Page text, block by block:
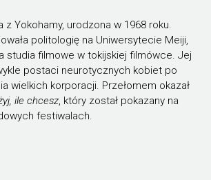
z Yokohamy, urodzona w 1968 roku.
politologię na Uniwersytecie Meiji,
studia filmowe w tokijskiej filmówce. Jej
postaci neurotycznych kobiet po
wielkich korporacji. Przełomem okazał
ile chcesz, który został pokazany na
festiwalach.